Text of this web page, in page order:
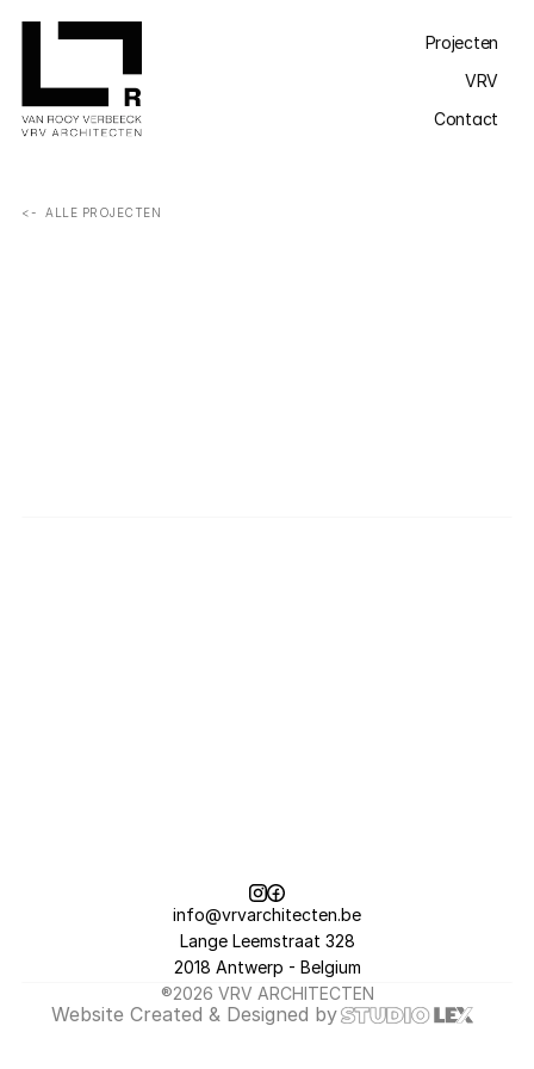
Projecten
VRV
Contact
<-  ALLE PROJECTEN
info@vrvarchitecten.be
Lange Leemstraat 328
2018 Antwerp - Belgium
®2026 VRV ARCHITECTEN
Website Created & Designed by